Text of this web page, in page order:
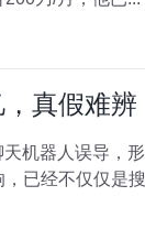
真假难辨
机器人误导，
已经不仅仅是